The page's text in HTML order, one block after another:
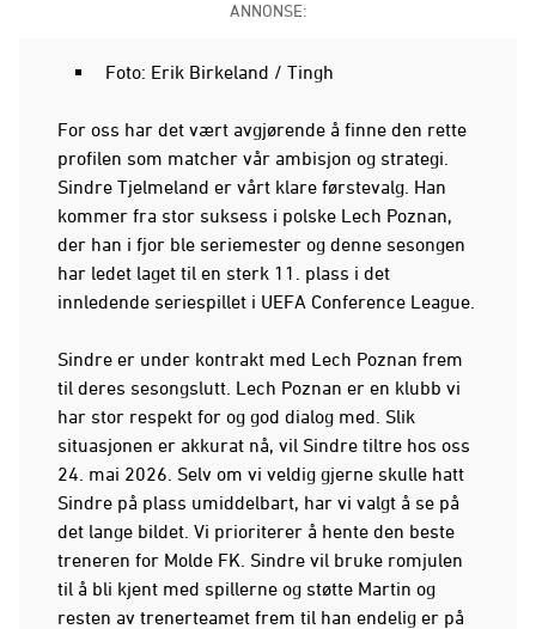
ANNONSE:
Foto: Erik Birkeland / Tingh
For oss har det vært avgjørende å finne den rette
profilen som matcher vår ambisjon og strategi.
Sindre Tjelmeland er vårt klare førstevalg. Han
kommer fra stor suksess i polske Lech Poznan,
der han i fjor ble seriemester og denne sesongen
har ledet laget til en sterk 11. plass i det
innledende seriespillet i UEFA Conference League.
Sindre er under kontrakt med Lech Poznan frem
til deres sesongslutt. Lech Poznan er en klubb vi
har stor respekt for og god dialog med. Slik
situasjonen er akkurat nå, vil Sindre tiltre hos oss
24. mai 2026. Selv om vi veldig gjerne skulle hatt
Sindre på plass umiddelbart, har vi valgt å se på
det lange bildet. Vi prioriterer å hente den beste
treneren for Molde FK. Sindre vil bruke romjulen
til å bli kjent med spillerne og støtte Martin og
resten av trenerteamet frem til han endelig er på